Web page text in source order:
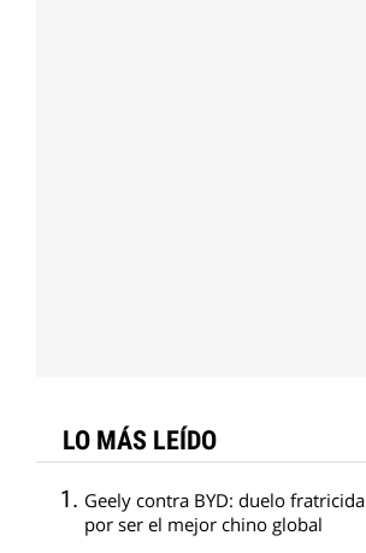
LO MÁS LEÍDO
Geely contra BYD: duelo fratricida
por ser el mejor chino global